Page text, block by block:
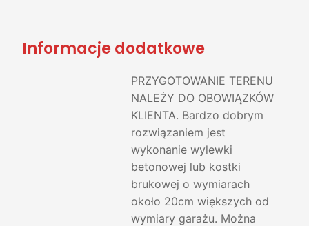
Informacje dodatkowe
PRZYGOTOWANIE TERENU
NALEŻY DO OBOWIĄZKÓW
KLIENTA. Bardzo dobrym
rozwiązaniem jest
wykonanie wylewki
betonowej lub kostki
brukowej o wymiarach
około 20cm większych od
wymiary garażu. Można